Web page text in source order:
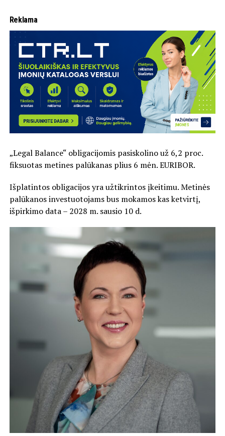
Reklama
„Legal Balance“ obligacijomis pasiskolino už 6,2 proc.
fiksuotas metines palūkanas plius 6 mėn. EURIBOR.
Išplatintos obligacijos yra užtikrintos įkeitimu. Metinės
palūkanos investuotojams bus mokamos kas ketvirtį,
išpirkimo data – 2028 m. sausio 10 d.